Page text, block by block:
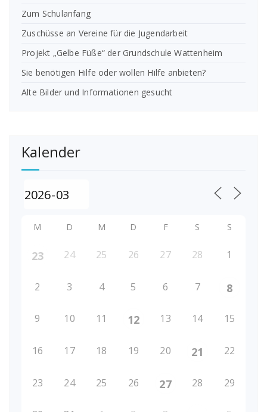
Zum Schulanfang
Zuschüsse an Vereine für die Jugendarbeit
Projekt „Gelbe Füße“ der Grundschule Wattenheim
Sie benötigen Hilfe oder wollen Hilfe anbieten?
Alte Bilder und Informationen gesucht
Kalender
M D M D F S S
23 24 25 26 27 28 1
2 3 4 5 6 7 8
9 10 11 12 13 14 15
16 17 18 19 20 21 22
23 24 25 26 27 28 29